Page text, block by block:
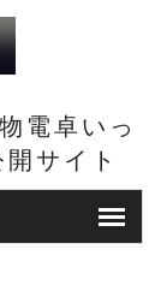
電卓いっ
サイト